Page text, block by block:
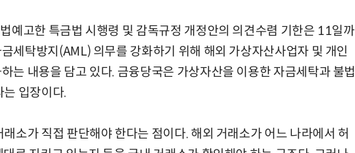
예고한 특금법 시행령 및 감독규정 개정안의 의견수렴 기한은 11일까
세탁방지(AML) 의무를 강화하기 위해 해외 가상자산사업자 및 개인
는 내용을 담고 있다. 금융당국은 가상자산을 이용한 자금세탁과 불법
는 입장이다.
소가 직접 판단해야 한다는 점이다. 해외 거래소가 어느 나라에서 허